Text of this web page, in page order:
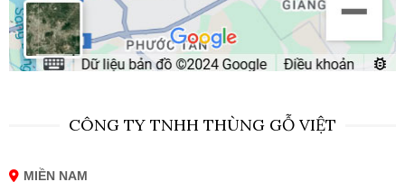
CÔNG TY TNHH THÙNG GỖ VIỆT
MIỀN NAM